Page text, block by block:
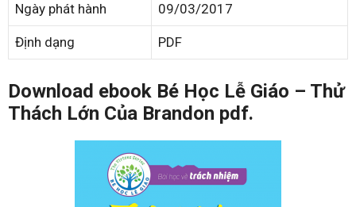
Ngày phát hành 09/03/2017
Định dạng PDF
Download ebook Bé Học Lễ Giáo – Thử
Thách Lớn Của Brandon pdf.